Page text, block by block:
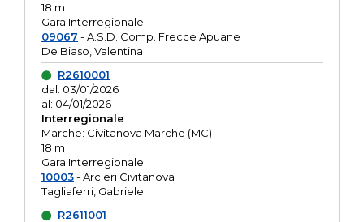
18 m
Gara Interregionale
09067 - A.S.D. Comp. Frecce Apuane
De Biaso, Valentina
R2610001
dal: 03/01/2026
al: 04/01/2026
Interregionale
Marche: Civitanova Marche (MC)
18 m
Gara Interregionale
10003- Arcieri Civitanova
Tagliaferri, Gabriele
R2611001